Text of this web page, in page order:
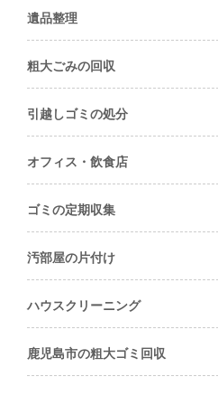
遺品整理
粗大ごみの回収
引越しゴミの処分
オフィス・飲食店
ゴミの定期収集
汚部屋の片付け
ハウスクリーニング
鹿児島市の粗大ゴミ回収